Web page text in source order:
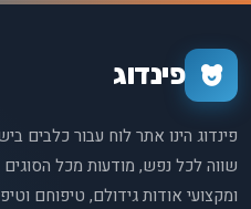
פינדוג
פינדוג הינו אתר לוח עבור כלבים
שווה לכל נפש, מודעות מכל
ומקצועי אודות גידולם, טיפוחם